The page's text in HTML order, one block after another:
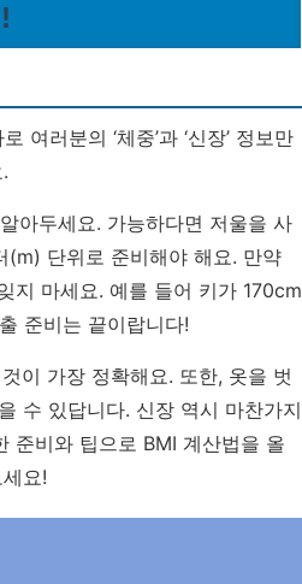
여러분의 ‘체중’과 ‘신장’ 정보만
아두세요. 가능하다면 저울을 사
(m) 단위로 준비해야 해요. 만약
지 마세요. 예를 들어 키가 170cm
준비는 끝이랍니다!
이 가장 정확해요. 또한, 옷을 벗
수 있답니다. 신장 역시 마찬가지
준비와 팁으로 BMI 계산법을 올
요!